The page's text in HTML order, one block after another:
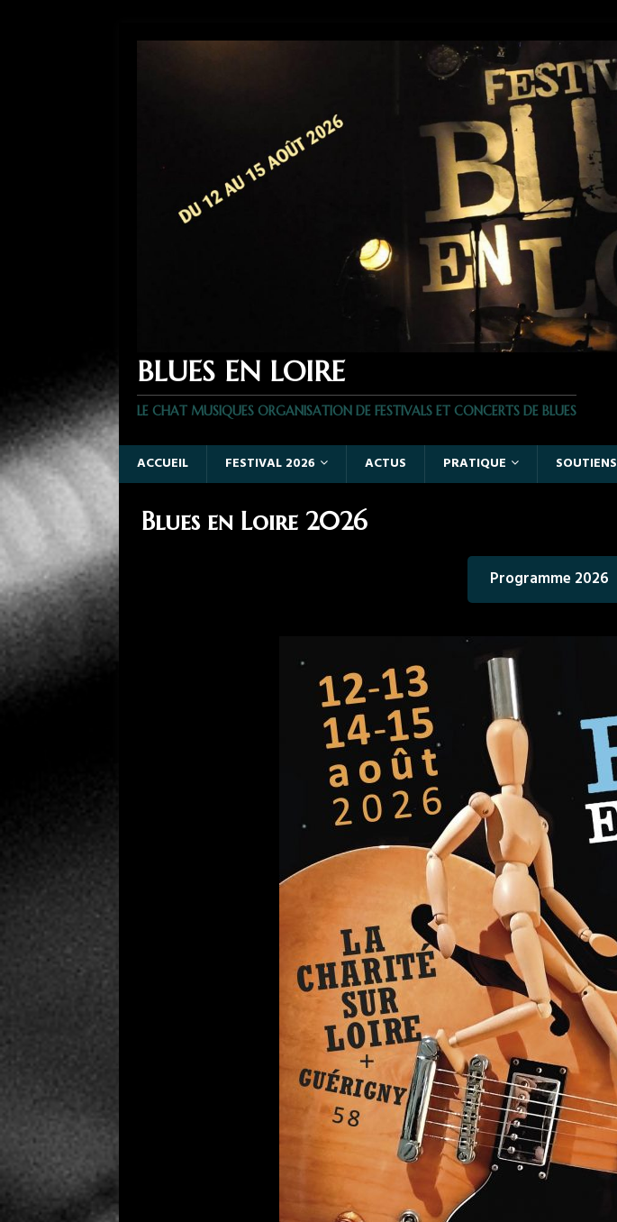
BLUES EN LOIRE
LE CHAT MUSIQUES ORGANISATION DE FESTIVALS ET CONCERTS DE BLUES
ACCUEIL FESTIVAL 2026 ACTUS PRATIQUE SOUTIENS
Blues en Loire 2026
Programme 2026